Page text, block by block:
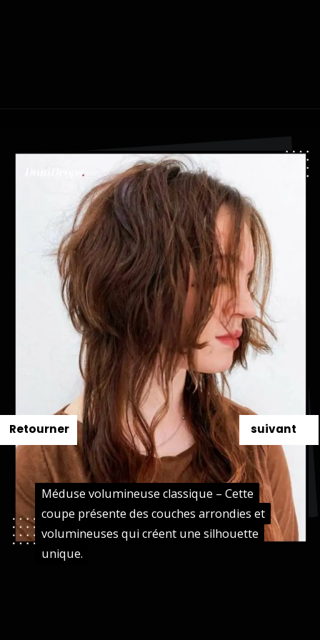
Méduse volumineuse classique – Cette
coupe présente des couches arrondies et
volumineuses qui créent une silhouette
unique.
Méduse volumineuse classique – Cette
coupe présente des couches arrondies et
volumineuses qui créent une silhouette
unique.
suivant
Retourner